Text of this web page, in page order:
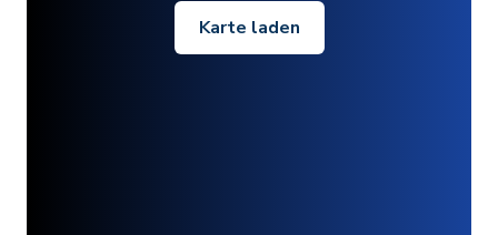
Karte laden